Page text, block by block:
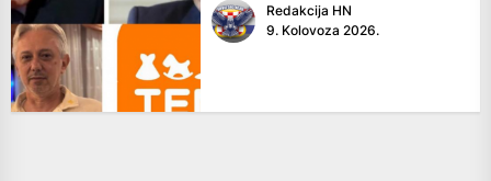
Redakcija HN
9. Kolovoza 2026.